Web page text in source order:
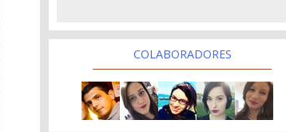
COLABORADORES